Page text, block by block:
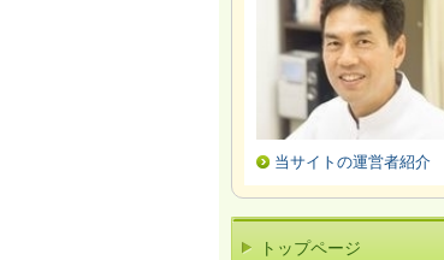
当サイトの運営者紹介
トップページ